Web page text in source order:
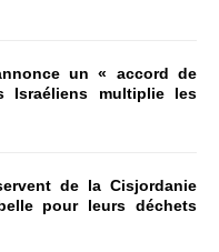
un « accord de
Israéliens multiplie les
de la Cisjordanie
pour leurs déchets